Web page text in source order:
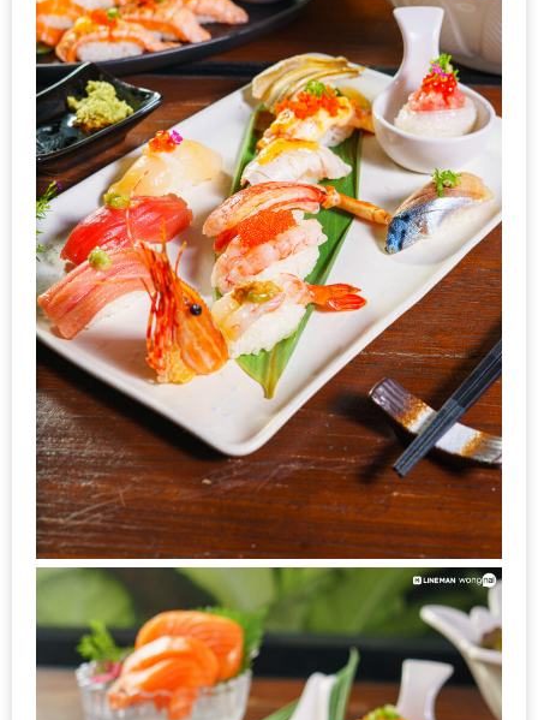
TOP
10
รีวิว
ร้าน
อาหาร
ที่
เข้า
ชม
มาก
ที่สุด
ประจำ
ปี
2557
กิจกรรม
ชิง
รางวัล
กับ
สมาชิก
ENEWS
น้า